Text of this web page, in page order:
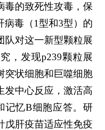
毒的致死性攻毒，保
病毒（1型和3型）的
队对这一新型颗粒展
，发现p239颗粒展
突状细胞和巨噬细胞
发中心反应，激活高
记忆B细胞应答。研
戊肝疫苗适应性免疫